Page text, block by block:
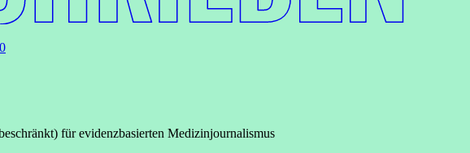
für evidenzbasierten Medizinjournalismus